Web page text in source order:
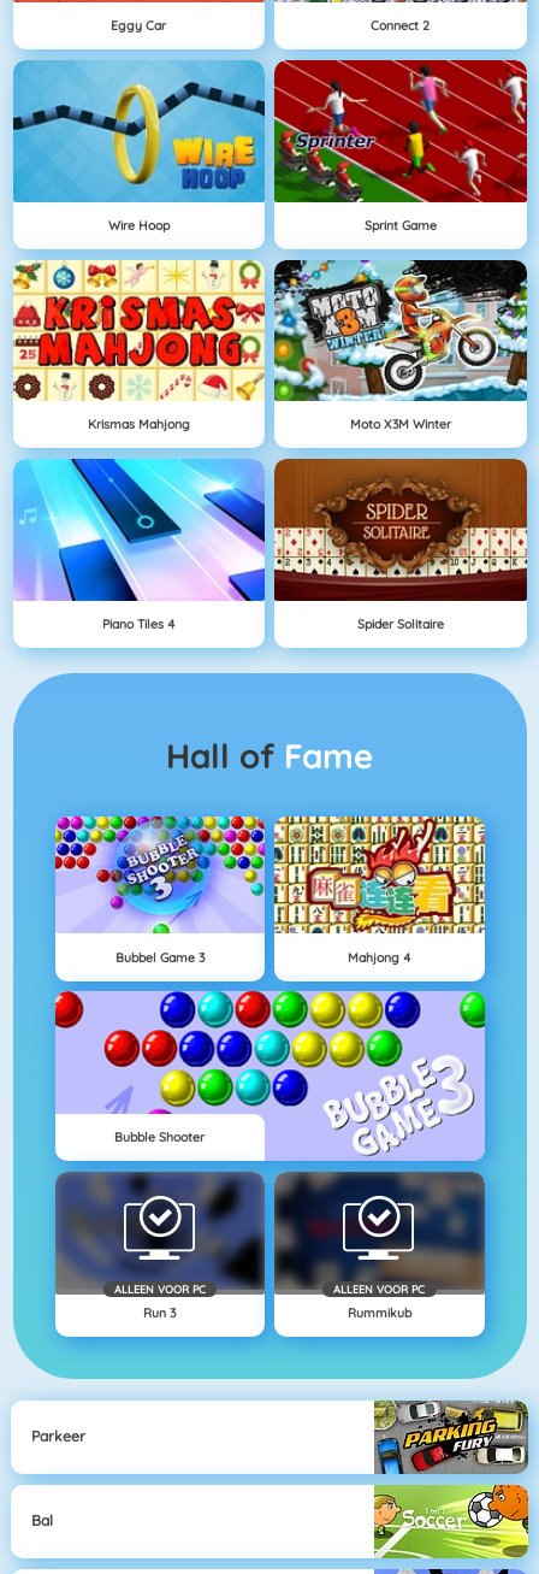
Eggy Car Connect 2
Wire Hoop Sprint Game
Krismas Mahjong Moto X3M Winter
Piano Tiles 4 Spider Solitaire
Hall of Fame
Bubbel Game 3 Mahjong 4
Bubble Shooter
ALLEEN VOOR PC
Run 3
ALLEEN VOOR PC
Rummikub
Parkeer
Bal